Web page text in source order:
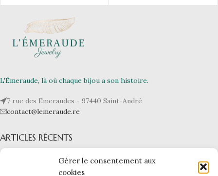
Gérer le consentement aux
cookies
L'Émeraude, là où chaque bijou a son histoire.
7 rue des Emeraudes - 97440 Saint-André
contact@lemeraude.re
ARTICLES RÉCENTS